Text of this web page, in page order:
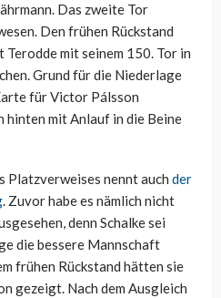
Das zweite Tor
Den frühen Rückstand
Terodde mit seinem 150. Tor in
Grund für die Niederlage
für Victor Pálsson
hinten mit Anlauf in die Beine
Platzverweises nennt auch der
. Zuvor habe es nämlich nicht
denn Schalke sei
die bessere Mannschaft
frühen Rückstand hätten sie
gezeigt. Nach dem Ausgleich